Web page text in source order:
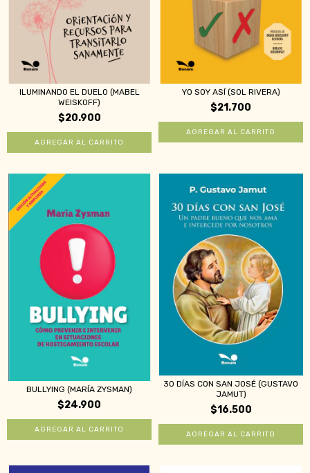
ILUMINANDO EL DUELO (MABEL
WEISKOFF)
$20.900
YO SOY ASÍ (SOL RIVERA)
$21.700
BULLYING (MARÍA ZYSMAN)
$24.900
30 DÍAS CON SAN JOSÉ (GUSTAVO
JAMUT)
$16.500